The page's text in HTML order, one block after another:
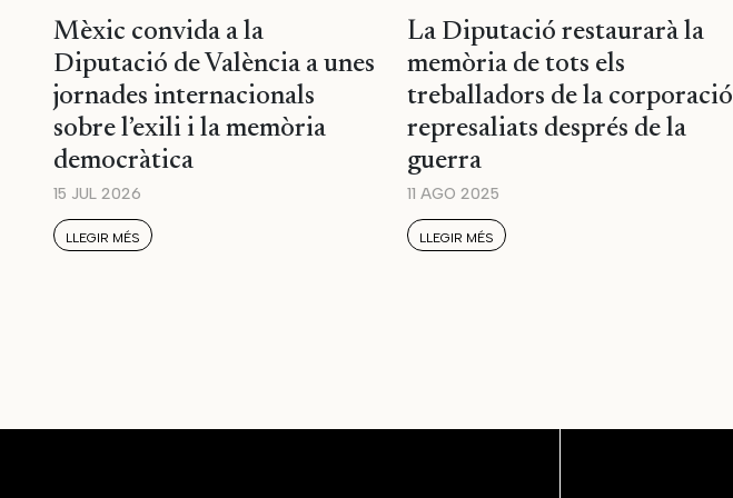
Mèxic convida a la
Diputació de València a unes
jornades internacionals
sobre l’exili i la memòria
democràtica
15 JUL 2026
LLEGIR MÉS
La Diputació restaurarà la
memòria de tots els
treballadors de la corporació
represaliats després de la
guerra
11 AGO 2025
LLEGIR MÉS